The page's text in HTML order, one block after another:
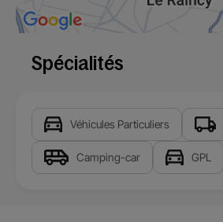
Spécialités
Véhicules Particuliers
Camping-car GPL